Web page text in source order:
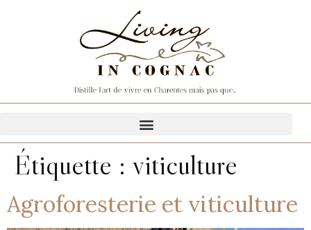
Étiquette : viticulture
Agroforesterie et viticulture